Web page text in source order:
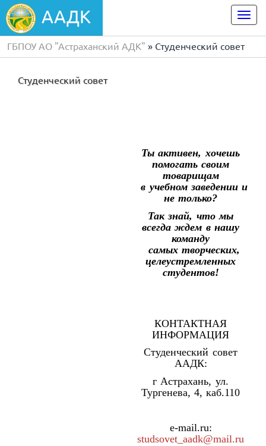
ААДК
ГБПОУ АО "Астраханский АДК" » Студенческий совет
Студенческий совет
Ты активен, хочешь
помогать своим
товарищам
в учебном заведении и
не только?
Так знай, что мы
всегда ждем в нашу
команду
самых творческих,
целеустремленных
студентов!
КОНТАКТНАЯ
ИНФОРМАЦИЯ
Студенческий совет
ААДК:
г Астрахань, ул.
Тургенева, 4, каб.110
e-mail.ru:
studsovet_aadk@mail.ru